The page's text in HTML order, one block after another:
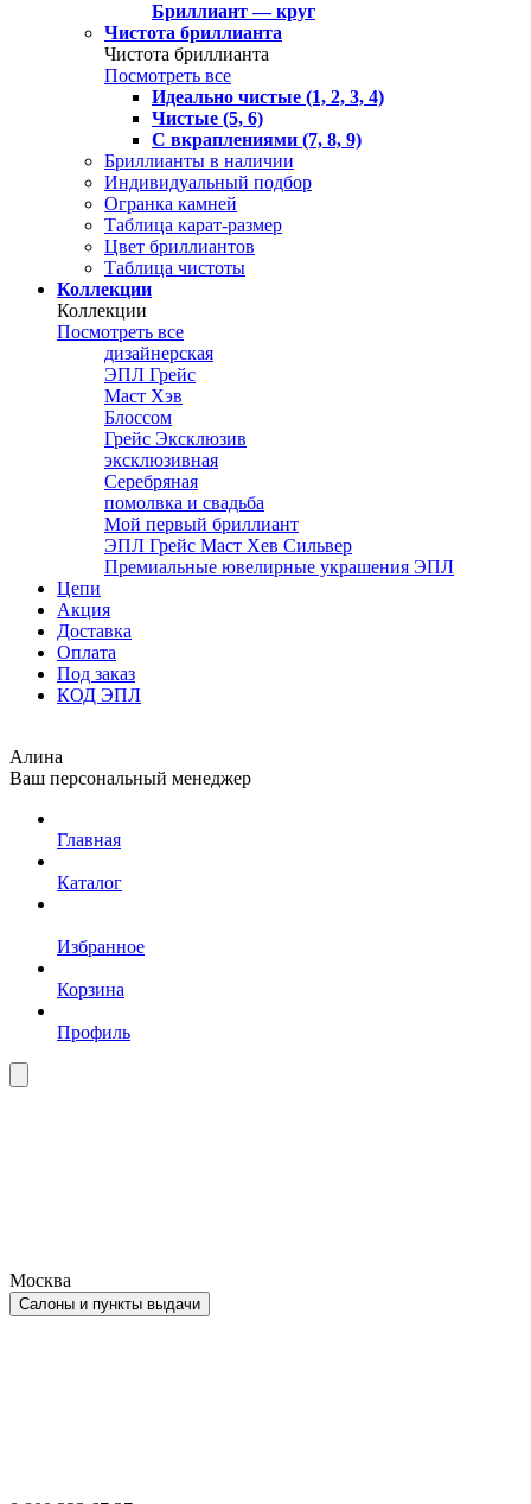
Бриллиант — круг
Чистота бриллианта
Чистота бриллианта
Посмотреть все
Идеально чистые (1, 2, 3, 4)
Чистые (5, 6)
С вкраплениями (7, 8, 9)
Бриллианты в наличии
Индивидуальный подбор
Огранка камней
Таблица карат-размер
Цвет бриллиантов
Таблица чистоты
Коллекции
Коллекции
Посмотреть все
дизайнерская
ЭПЛ Грейс
Маст Хэв
Блоссом
Грейс Эксклюзив
эксклюзивная
Серебряная
помолвка и свадьба
Мой первый бриллиант
ЭПЛ Грейс Маст Хев Сильвер
Премиальные ювелирные украшения ЭПЛ
Цепи
Акция
Доставка
Оплата
Под заказ
КОД ЭПЛ
Алина
Ваш персональный менеджер
Главная
Каталог
Избранное
Корзина
Профиль
Москва
Салоны и пункты выдачи